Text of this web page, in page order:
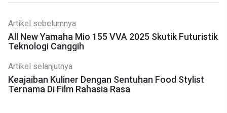
Artikel sebelumnya
All New Yamaha Mio 155 VVA 2025 Skutik Futuristik
Teknologi Canggih
Artikel selanjutnya
Keajaiban Kuliner Dengan Sentuhan Food Stylist
Ternama Di Film Rahasia Rasa